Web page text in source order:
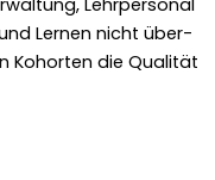
Lehrper­son­al
Ler­nen nicht über­
Kohort­en die Qual­ität